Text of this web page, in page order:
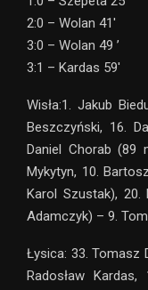
2:0 – Wolan 41′
3:0 – Wolan 49 ’
3:1 – Kardas 59′
Wisła:1. Jakub
Beszczyński, 16.
Daniel Chorab (89
Mykytyn, 10.
Karol Szustak), 20.
Adamczyk) – 9.
Łysica: 33. Tomasz
Radosław